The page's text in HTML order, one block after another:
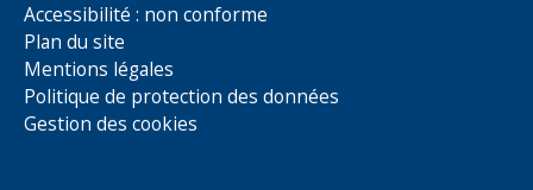
Accessibilité : non conforme
Plan du site
Mentions légales
Politique de protection des données
Gestion des cookies